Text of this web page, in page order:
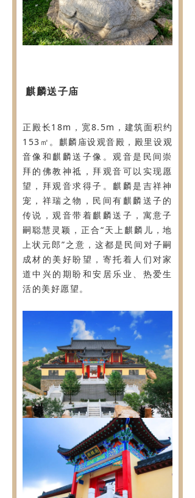
麒麟送子庙
正殿长18m，宽8.5m，建筑面积约
153㎡。麒麟庙设观音殿，殿里设观
音像和麒麟送子像。观音是民间崇
拜的佛教神祗，拜观音可以实现愿
望，拜观音求得子。麒麟是吉祥神
宠，祥瑞之物，民间有麒麟送子的
传说，观音带着麒麟送子，寓意子
嗣聪慧灵颖，正合“天上麒麟儿，地
上状元郎”之意，这都是民间对子嗣
成材的美好盼望，寄托着人们对家
道中兴的期盼和安居乐业、热爱生
活的美好愿望。